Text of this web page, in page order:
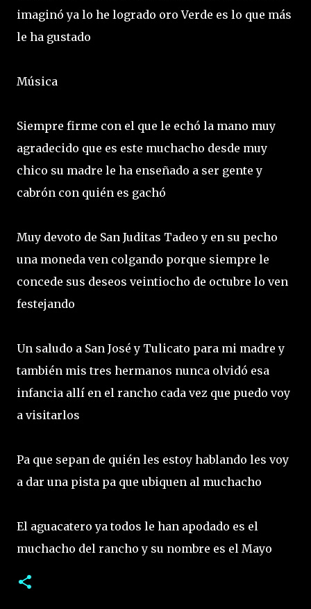
imaginó ya lo he logrado oro Verde es lo que más
le ha gustado
Música
Siempre firme con el que le echó la mano muy
agradecido que es este muchacho desde muy
chico su madre le ha enseñado a ser gente y
cabrón con quién es gachó
Muy devoto de San Juditas Tadeo y en su pecho
una moneda ven colgando porque siempre le
concede sus deseos veintiocho de octubre lo ven
festejando
Un saludo a San José y Tulicato para mi madre y
también mis tres hermanos nunca olvidó esa
infancia allí en el rancho cada vez que puedo voy
a visitarlos
Pa que sepan de quién les estoy hablando les voy
a dar una pista pa que ubiquen al muchacho
El aguacatero ya todos le han apodado es el
muchacho del rancho y su nombre es el Mayo